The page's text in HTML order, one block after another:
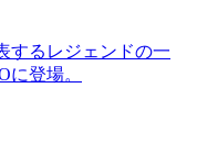
するレジェンドの一
登場。